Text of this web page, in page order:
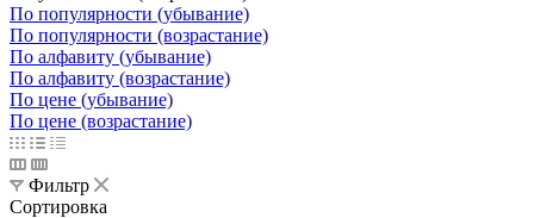
По популярности (убывание)
По популярности (возрастание)
По алфавиту (убывание)
По алфавиту (возрастание)
По цене (убывание)
По цене (возрастание)
Фильтр
Сортировка